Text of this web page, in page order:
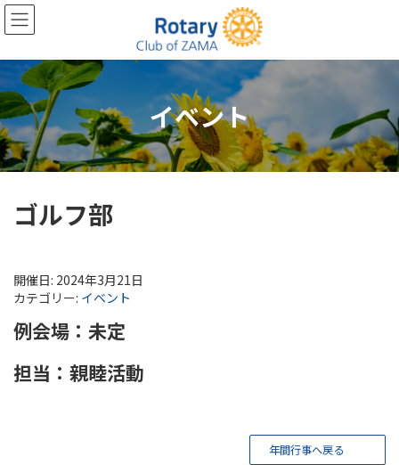
コ
ン
ン
ツ
へ
ス
キ
ッ
プ
ナ
ビ
ー
シ
ョ
ン
に
移
動
イベント
ゴルフ部
開催日: 2024年3月21日
カテゴリー: イベント
例会場：未定
担当：親睦活動
年間行事へ戻る